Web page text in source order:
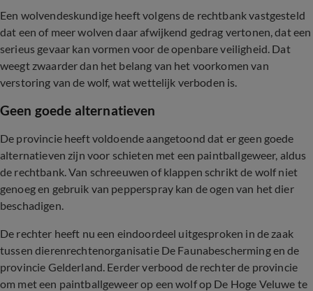
Een wolvendeskundige heeft volgens de rechtbank vastgesteld
dat een of meer wolven daar afwijkend gedrag vertonen, dat een
serieus gevaar kan vormen voor de openbare veiligheid. Dat
weegt zwaarder dan het belang van het voorkomen van
verstoring van de wolf, wat wettelijk verboden is.
Geen goede alternatieven
De provincie heeft voldoende aangetoond dat er geen goede
alternatieven zijn voor schieten met een paintballgeweer, aldus
de rechtbank. Van schreeuwen of klappen schrikt de wolf niet
genoeg en gebruik van pepperspray kan de ogen van het dier
beschadigen.
De rechter heeft nu een eindoordeel uitgesproken in de zaak
tussen dierenrechtenorganisatie De Faunabescherming en de
provincie Gelderland. Eerder verbood de rechter de provincie
om met een paintballgeweer op een wolf op De Hoge Veluwe te